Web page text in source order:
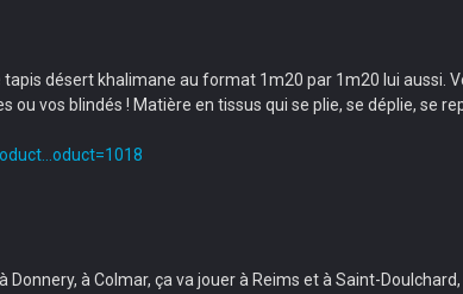
désert khalimane au format 1m20 par 1m20 lui aussi.
ou vos blindés ! Matière en tissus qui se plie, se déplie,
Donnery, à Colmar, ça va jouer à Reims et à Saint-